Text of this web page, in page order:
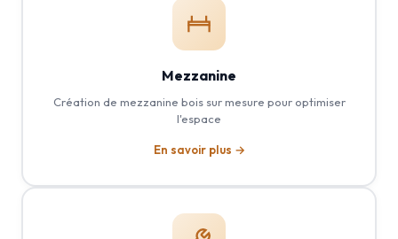
Mezzanine
Création de mezzanine bois sur mesure pour optimiser
l'espace
En savoir plus →